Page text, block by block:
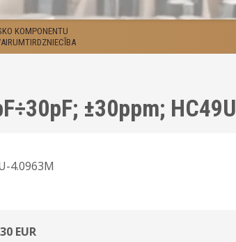
KOMPONENTU
±30ppm; HC49U
4.0963M
EUR